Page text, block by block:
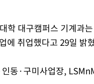
학 대구캠퍼스 기계과
에 취업했다고 29일 밝
동·구미사업장,